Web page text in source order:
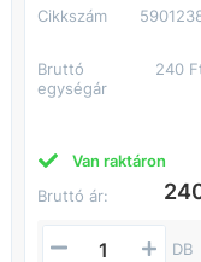
Cikkszám
Bruttó
egységár
240
Van raktáron
Bruttó ár:
DB